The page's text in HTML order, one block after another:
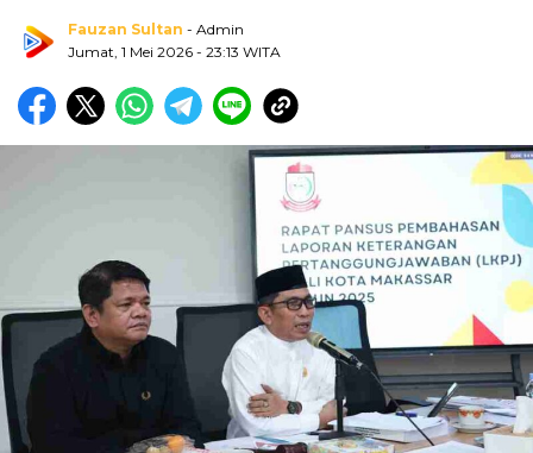
Fauzan Sultan - Admin
Jumat, 1 Mei 2026 - 23:13 WITA